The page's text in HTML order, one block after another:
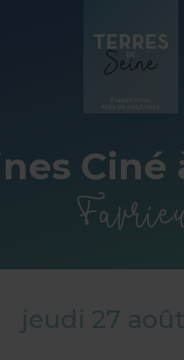
Ciné
jeudi 27